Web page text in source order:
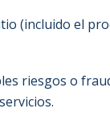
(incluido el
riesgos o